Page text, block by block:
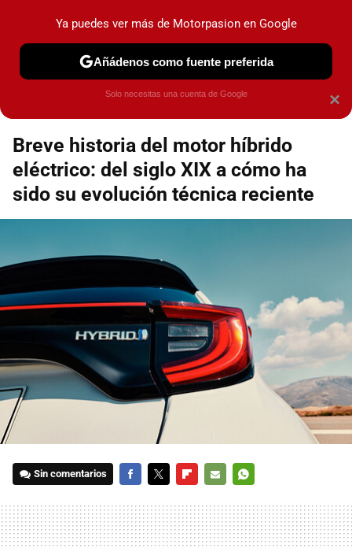
marca que se menciona
Espacio Toyota
Breve historia del motor híbrido
eléctrico: del siglo XIX a cómo ha
sido su evolución técnica reciente
Sin comentarios
MAIL
×
Ya puedes ver más de Motorpasion en Google
Añádenos como fuente preferida
Solo necesitas una cuenta de Google